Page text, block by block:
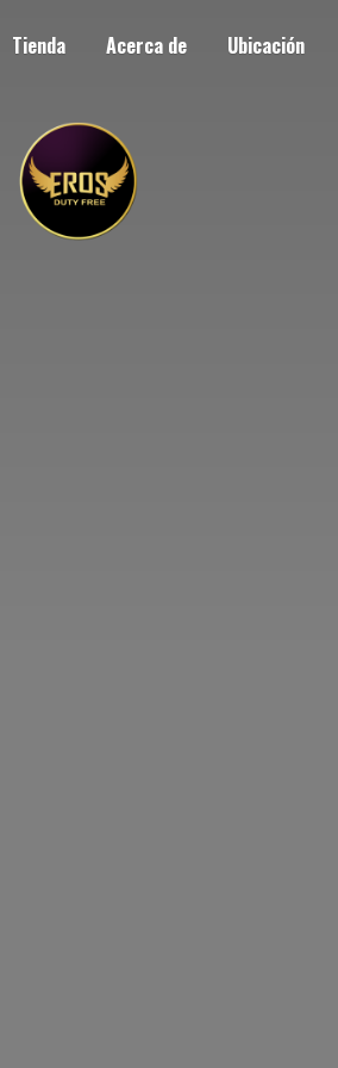
Tienda Acerca de Ubicación